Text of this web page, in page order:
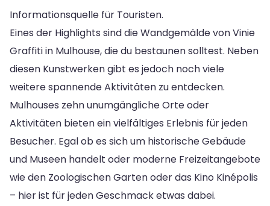
Informationsquelle für Touristen.
Eines der Highlights sind die Wandgemälde von Vinie
Graffiti in Mulhouse, die du bestaunen solltest. Neben
diesen Kunstwerken gibt es jedoch noch viele
weitere spannende Aktivitäten zu entdecken.
Mulhouses zehn unumgängliche Orte oder
Aktivitäten bieten ein vielfältiges Erlebnis für jeden
Besucher. Egal ob es sich um historische Gebäude
und Museen handelt oder moderne Freizeitangebote
wie den Zoologischen Garten oder das Kino Kinépolis
– hier ist für jeden Geschmack etwas dabei.